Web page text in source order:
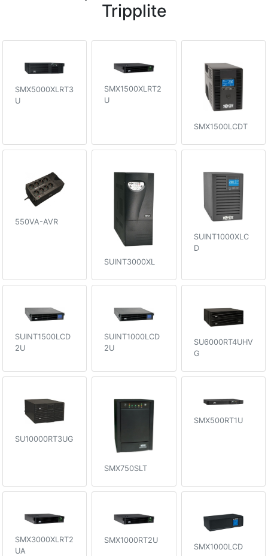
Tripplite
SMX5000XLRT3
U
SMX1500XLRT2
U
SMX1500LCDT
550VA-AVR
SUINT3000XL
SUINT1000XLC
D
SUINT1500LCD
2U
SUINT1000LCD
2U
SU6000RT4UHV
G
SU10000RT3UG
SMX750SLT
SMX500RT1U
SMX3000XLRT2
UA
SMX1000RT2U
SMX1000LCD